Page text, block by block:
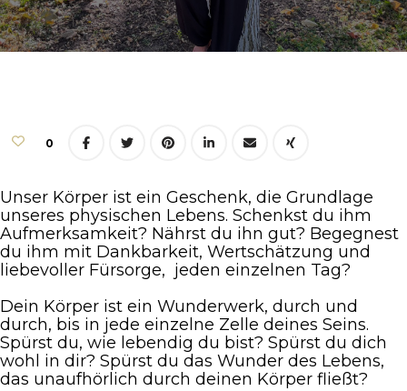
0
Unser Körper ist ein Geschenk, die Grundlage
unseres physischen Lebens. Schenkst du ihm
Aufmerksamkeit? Nährst du ihn gut? Begegnest
du ihm mit Dankbarkeit, Wertschätzung und
liebevoller Fürsorge, jeden einzelnen Tag?
Dein Körper ist ein Wunderwerk, durch und
durch, bis in jede einzelne Zelle deines Seins.
Spürst du, wie lebendig du bist? Spürst du dich
wohl in dir? Spürst du das Wunder des Lebens,
das unaufhörlich durch deinen Körper fließt?